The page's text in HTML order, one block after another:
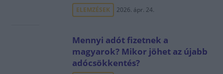
ELEMZÉSEK 2026. ápr. 24.
Mennyi adót fizetnek a
magyarok? Mikor jöhet az újabb
adócsökkentés?